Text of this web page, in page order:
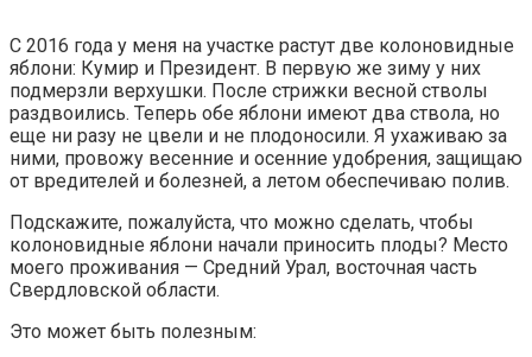
С 2016 года у меня на участке растут две колоновидные
яблони: Кумир и Президент. В первую же зиму у них
подмерзли верхушки. После стрижки весной стволы
раздвоились. Теперь обе яблони имеют два ствола, но
еще ни разу не цвели и не плодоносили. Я ухаживаю за
ними, провожу весенние и осенние удобрения, защищаю
от вредителей и болезней, а летом обеспечиваю полив.
Подскажите, пожалуйста, что можно сделать, чтобы
колоновидные яблони начали приносить плоды? Место
моего проживания — Средний Урал, восточная часть
Свердловской области.
Это может быть полезным: